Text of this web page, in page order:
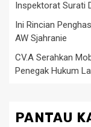
Inspektorat Surati
Ini Rincian
AW Sjahranie
CV.A Serahkan
Penegak Hukum
PANTAU